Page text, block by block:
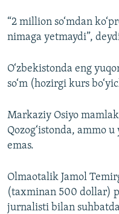
“2 million so‘mdan
nimaga yetmaydi”,
O‘zbekistonda eng
so‘m (hozirgi kurs
Markaziy Osiyo
Qozog‘istonda, ammo
emas.
Olmaotalik Jamol
(taxminan 500 dollar)
jurnalisti bilan